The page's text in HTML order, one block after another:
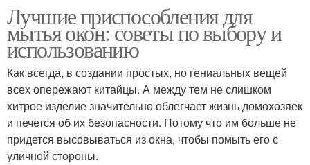
Лучшие приспособления для
мытья окон: советы по выбору и
использованию
Как всегда, в создании простых, но гениальных вещей
всех опережают китайцы. А между тем не слишком
хитрое изделие значительно облегчает жизнь домохозяек
и печется об их безопасности. Потому что им больше не
придется высовываться из окна, чтобы помыть его с
уличной стороны.